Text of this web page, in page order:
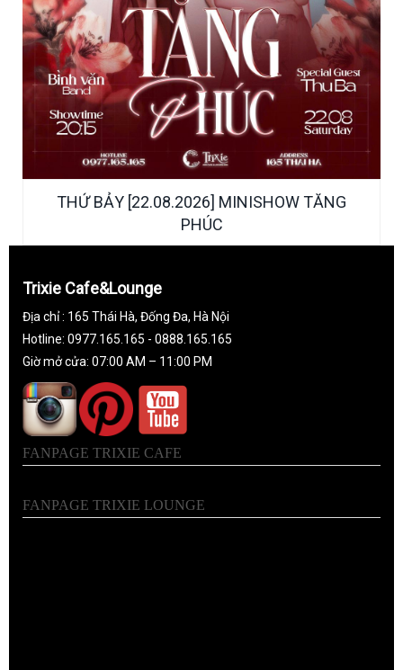
THỨ SÁU [14.08.2026] MINISHOW HOÀNG
Trixie Cafe&Lounge
Địa chỉ : 165 Thái Hà, Đống Đa, Hà Nội
Hotline: 0977.165.165 - 0888.165.165
Giờ mở cửa: 07:00 AM – 11:00 PM
FANPAGE TRIXIE CAFE
FANPAGE TRIXIE LOUNGE